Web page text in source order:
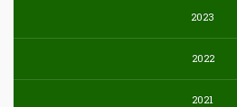
2023
2022
2021